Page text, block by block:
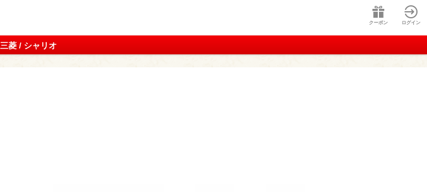
クーポン ログイン
三菱 / シャリオ